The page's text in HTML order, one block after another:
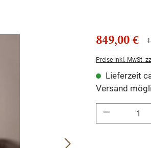
849,00 €
Preise inkl. MwSt.
Lieferzeit
Versand
Produkt Anzahl: